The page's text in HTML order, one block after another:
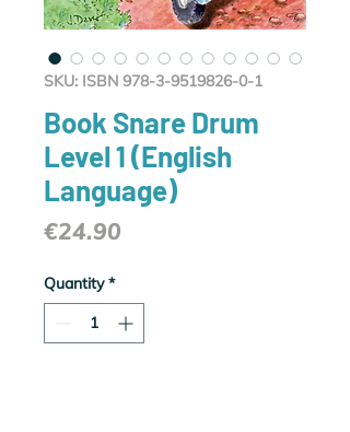
SKU: ISBN 978-3-9519826-0-1
Book Snare Drum
Level 1 (English
Language)
€24.90
Quantity *